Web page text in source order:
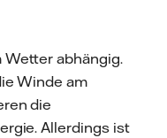
abhängig.
Winde am
die
Allerdings ist